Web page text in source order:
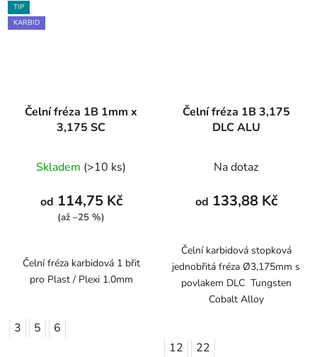
TIP
KARBID
Čelní fréza 1B 1mm x
3,175 SC
Skladem (>10 ks)
od 114,75 Kč
(až –25 %)
Čelní fréza karbidová 1 břit
pro Plast / Plexi 1.0mm
3 5 6
Čelní fréza 1B 3,175
DLC ALU
Na dotaz
od 133,88 Kč
Čelní karbidová stopková
jednobřitá fréza Ø3,175mm s
povlakem DLC Tungsten
Cobalt Alloy
12 22